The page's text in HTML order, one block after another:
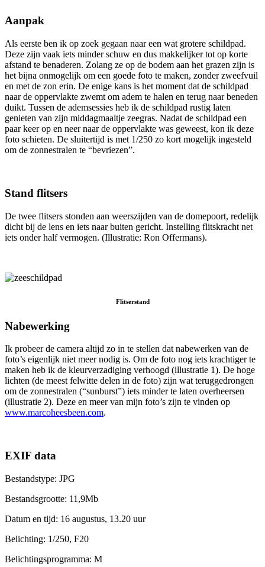
Aanpak
Als eerste ben ik op zoek gegaan naar een wat grotere schildpad.
Deze zijn vaak iets minder schuw en dus makkelijker tot op korte
afstand te benaderen. Zolang ze op de bodem aan het grazen zijn is
het bijna onmogelijk om een goede foto te maken, zonder zweefvuil
en met de zon erin. De enige kans is het moment dat de schildpad
naar de oppervlakte zwemt om adem te halen en terug naar beneden
duikt. Tussen de ademsessies heb ik de schildpad rustig laten
genieten van zijn middagmaaltje zeegras. Nadat de schildpad een
paar keer op en neer naar de oppervlakte was geweest, kon ik deze
foto schieten. De sluitertijd is met 1/250 zo kort mogelijk ingesteld
om de zonnestralen te “bevriezen”.
Stand flitsers
De twee flitsers stonden aan weerszijden van de domepoort, redelijk
dicht bij de lens en iets naar buiten gericht. Instelling flitskracht net
iets onder half vermogen. (Illustratie: Ron Offermans).
Flitserstand
Nabewerking
Ik probeer de camera altijd zo in te stellen dat nabewerken van de
foto’s eigenlijk niet meer nodig is. Om de foto nog iets krachtiger te
maken heb ik de kleurverzadiging verhoogd (illustratie 1). De hoge
lichten (de meest felwitte delen in de foto) zijn wat teruggedrongen
om de zonnestralen (“sunburst”) iets minder te laten overheersen
(illustratie 2). Deze en meer van mijn foto’s zijn te vinden op
www.marcoheesbeen.com.
EXIF data
Bestandstype: JPG
Bestandsgrootte: 11,9Mb
Datum en tijd: 16 augustus, 13.20 uur
Belichting: 1/250, F20
Belichtingsprogramma: M